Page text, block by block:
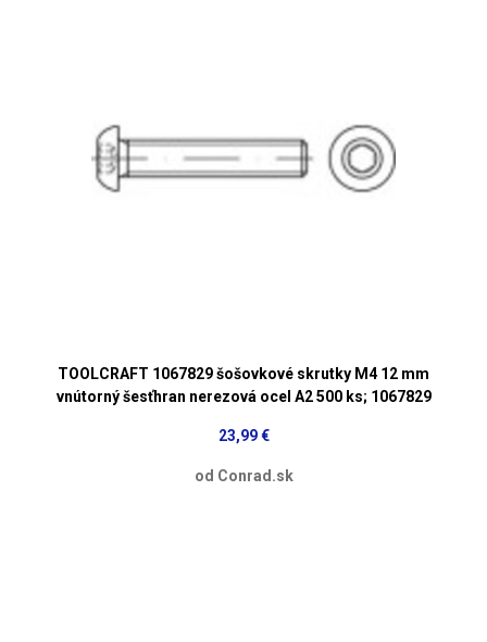
TOOLCRAFT 1067829 šošovkové skrutky M4 12 mm
vnútorný šesťhran nerezová ocel A2 500 ks; 1067829
23,99 €
od Conrad.sk